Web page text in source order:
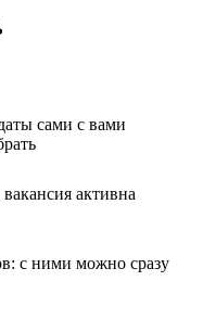
сами с вами
активна
с ними можно сразу